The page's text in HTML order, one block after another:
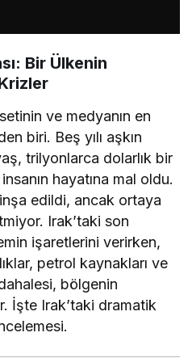
Bir Ülkenin
ve medyanın en
biri. Beş yılı aşkın
trilyonlarca dolarlık bir
hayatına mal oldu.
inşa edildi, ancak ortaya
Irak’taki son
işaretlerini verirken,
petrol kaynakları ve
bölgenin
İşte Irak’taki dramatik